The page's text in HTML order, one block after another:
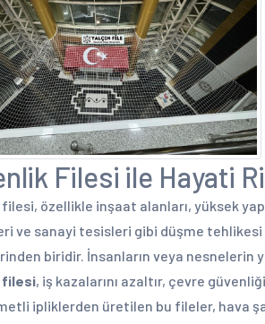
Filesi ile Hayati
özellikle inşaat alanları, yüksek
ve sanayi tesisleri gibi düşme
biridir. İnsanların veya nesnelerin
filesi, iş kazalarını azaltır, çevre
ipliklerden üretilen bu fileler, hava